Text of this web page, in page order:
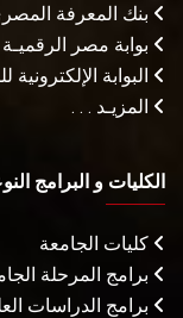
بنك المعرفة
بوابة مصر الرقميـة
البوابة
المزيـد . . .
الكليات و البرامج
كليات الجامعة
برامج المرحلة
برامج الدراسات